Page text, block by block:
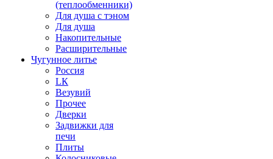
(теплообменники)
Для душа с тэном
Для душа
Накопительные
Расширительные
Чугунное литье
Россия
LК
Везувий
Прочее
Дверки
Задвижки для
печи
Плиты